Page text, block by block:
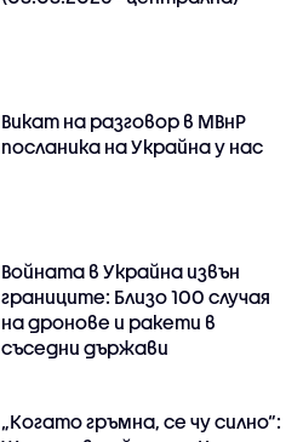
Викат на разговор в МВнР
посланика на Украйна у нас
Войната в Украйна извън
границите: Близо 100 случая
на дронове и ракети в
съседни държави
„Когато гръмна, се чу силно“: